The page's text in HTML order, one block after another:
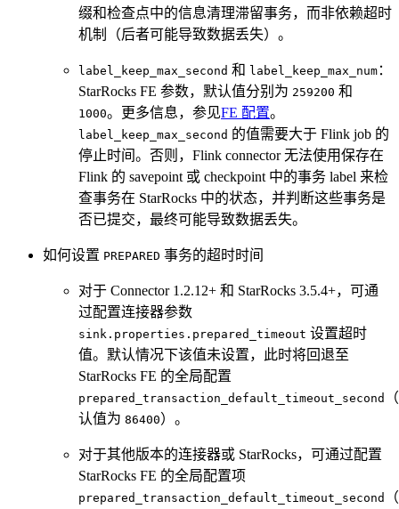
缀和检查点中的信息清理滞留事务，而非依赖超时
机制（后者可能导致数据丢失）。
label_keep_max_second 和 label_keep_max_num ：
StarRocks FE 参数，默认值分别为 259200 和
1000。更多信息，参见FE 配置。
label_keep_max_second 的值需要大于 Flink job 的
停止时间。否则，Flink connector 无法使用保存在
Flink 的 savepoint 或 checkpoint 中的事务 label 来检
查事务在 StarRocks 中的状态，并判断这些事务是
否已提交，最终可能导致数据丢失。
如何设置 PREPARED 事务的超时时间
对于 Connector 1.2.12+ 和 StarRocks 3.5.4+，可通
过配置连接器参数
sink.properties.prepared_timeout 设置超时
值。默认情况下该值未设置，此时将回退至
StarRocks FE 的全局配置
prepared_transaction_default_timeout_second
认值为 86400）。
对于其他版本的连接器或 StarRocks，可通过配置
StarRocks FE 的全局配置项
prepared_transaction_default_timeout_second